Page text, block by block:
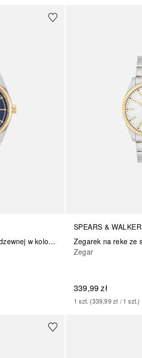
Zegarek na reke ze stali nierdzewnej w kolorze srebrno/zlotym
SPEARS & WALKER
Zegar
339,99 zł
1 szt. (339,99 zł / 1 szt.)